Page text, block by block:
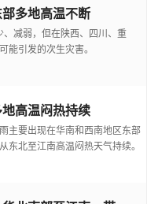
多地高温不断
、减弱，但在陕西、四川、重
能引发的次生灾害。
高温闷热持续
主要出现在华南和西南地区东部
东北至江南高温闷热天气持续。